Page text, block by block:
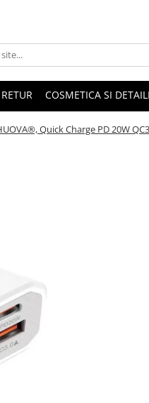
COSMETICA SI
Quick Charge PD 20W